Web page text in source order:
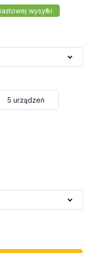
5 urządzeń